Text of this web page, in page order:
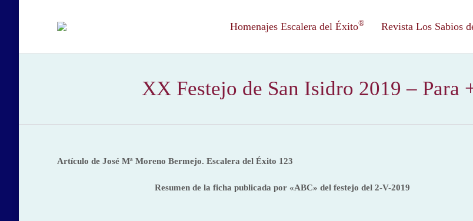
Homenajes Escalera del Éxito® Revista Los Sabios
XX Festejo de San Isidro 2019 –
Artículo de José Mª Moreno Bermejo. Escalera del Éxito 123
Resumen de la ficha publicada por «ABC» del festejo del 2-V-2019